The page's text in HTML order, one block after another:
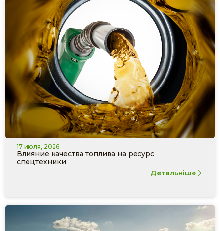
17 июля, 2026
Влияние качества топлива на ресурс
спецтехники
Детальніше